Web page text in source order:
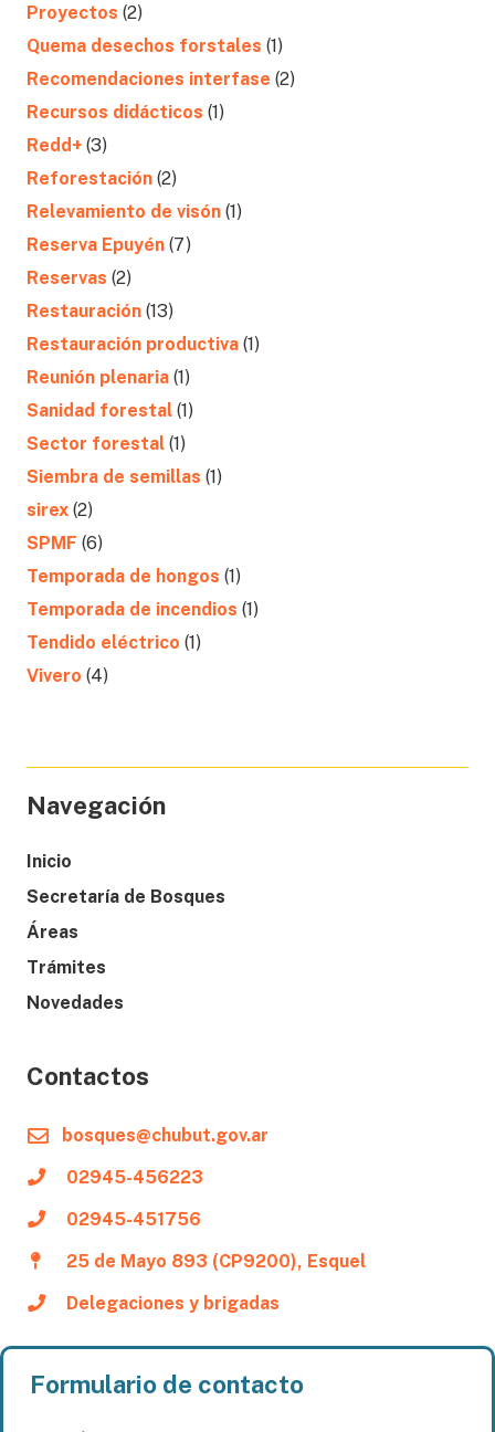
Proyectos (2)
Quema desechos forstales (1)
Recomendaciones interfase (2)
Recursos didácticos (1)
Redd+ (3)
Reforestación (2)
Relevamiento de visón (1)
Reserva Epuyén (7)
Reservas (2)
Restauración (13)
Restauración productiva (1)
Reunión plenaria (1)
Sanidad forestal (1)
Sector forestal (1)
Siembra de semillas (1)
sirex (2)
SPMF (6)
Temporada de hongos (1)
Temporada de incendios (1)
Tendido eléctrico (1)
Vivero (4)
Navegación
Inicio
Secretaría de Bosques
Áreas
Trámites
Novedades
Contactos
bosques@chubut.gov.ar
02945-456223
02945-451756
25 de Mayo 893 (CP9200), Esquel
Delegaciones y brigadas
Formulario de contacto